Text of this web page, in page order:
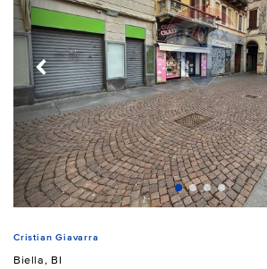
Cristian Giavarra
Biella, BI